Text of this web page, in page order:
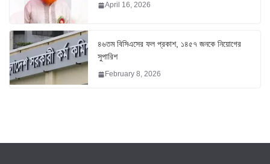
April 16, 2026
৪৬তম বিসিএসের ফল প্রকাশ, ১৪৫৭ জনকে নিয়োগের
সুপারিশ
February 8, 2026